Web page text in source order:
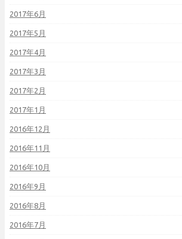
2017年6月
2017年5月
2017年4月
2017年3月
2017年2月
2017年1月
2016年12月
2016年11月
2016年10月
2016年9月
2016年8月
2016年7月